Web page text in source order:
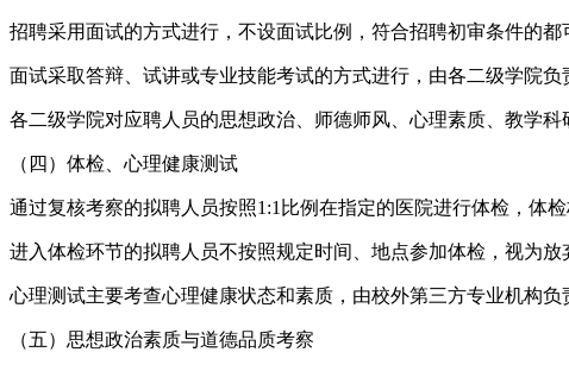
招聘采用面试的方式进行，不设面试比例，符合招聘初审条件的都
面试采取答辩、试讲或专业技能考试的方式进行，由各二级学院
各二级学院对应聘人员的思想政治、师德师风、心理素质、教学
（四）体检、心理健康测试
通过复核考察的拟聘人员按照1:1比例在指定的医院进行体检，体
进入体检环节的拟聘人员不按照规定时间、地点参加体检，视为放
心理测试主要考查心理健康状态和素质，由校外第三方专业机构负
（五）思想政治素质与道德品质考察